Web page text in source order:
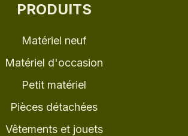
PRODUITS
Matériel neuf
Matériel d'occasion
Petit matériel
Pièces détachées
Vêtements et jouets